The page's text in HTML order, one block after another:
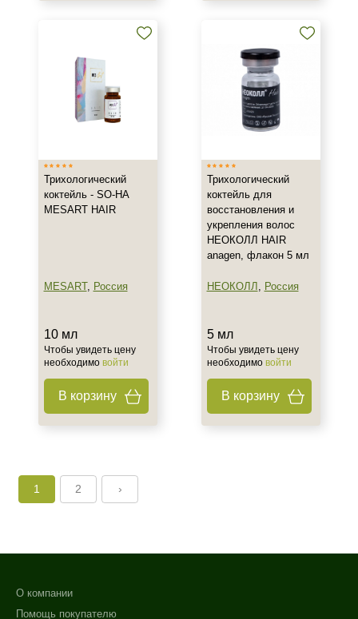
Трихологический
коктейль - SO-HA
MESART HAIR
MESART, Россия
10 мл
Чтобы увидеть цену
необходимо войти
В корзину
Трихологический
коктейль для
восстановления и
укрепления волос
НЕОКОЛЛ HAIR
anagen, флакон 5 мл
НЕОКОЛЛ , Россия
5 мл
Чтобы увидеть цену
необходимо войти
В корзину
1 2 ›
О компании
Помощь покупателю